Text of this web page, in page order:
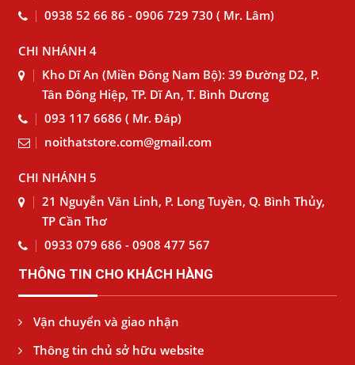
0938 52 66 86 - 0906 729 730 ( Mr. Lâm)
CHI NHÁNH 4
Kho Dĩ An (Miền Đông Nam Bộ): 39 Đường D2, P.
Tân Đông Hiệp, TP. Dĩ An, T. Bình Dương
093 117 6686 ( Mr. Đáp)
noithatstore.com@gmail.com
CHI NHÁNH 5
21 Nguyễn Văn Linh, P. Long Tuyền, Q. Bình Thủy,
TP Cần Thơ
0933 079 686 - 0908 477 567
THÔNG TIN CHO KHÁCH HÀNG
Vận chuyển và giao nhận
Thông tin chủ sở hữu website